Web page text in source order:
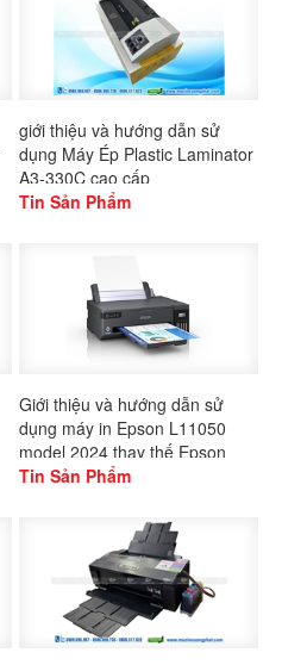
giới thiệu và hướng dẫn sử
dụng Máy Ép Plastic Laminator
A3-330C cao cấp
Tin Sản Phẩm
Giới thiệu và hướng dẫn sử
dụng máy in Epson L11050
model 2024 thay thế Epson
L1300
Tin Sản Phẩm